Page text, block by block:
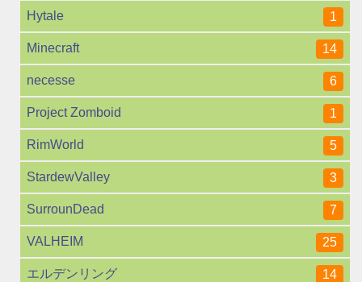
Hytale 1
Minecraft 14
necesse 6
Project Zomboid 1
RimWorld 5
StardewValley 3
SurrounDead 7
VALHEIM 25
エルデンリング 14